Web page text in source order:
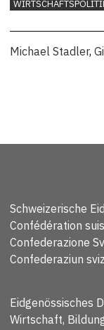
Michael Stadler,
Schweizerische
Confédération
Confederazione
Confederaziun
Eidgenössisches
Wirtschaft,